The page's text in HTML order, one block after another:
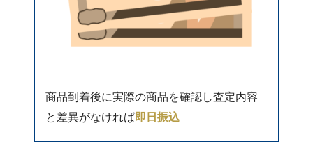
商品到着後に実際の商品を確認し査定内容
と差異がなければ即日振込